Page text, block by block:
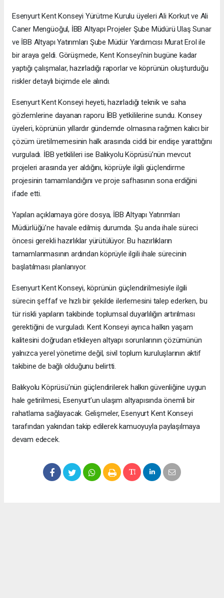
Esenyurt Kent Konseyi Yürütme Kurulu üyeleri Ali Korkut ve Ali
Caner Mengüoğul, İBB Altyapı Projeler Şube Müdürü Ulaş Sunar
ve İBB Altyapı Yatırımları Şube Müdür Yardımcısı Murat Erol ile
bir araya geldi. Görüşmede, Kent Konseyi'nin bugüne kadar
yaptığı çalışmalar, hazırladığı raporlar ve köprünün oluşturduğu
riskler detaylı biçimde ele alındı.
Esenyurt Kent Konseyi heyeti, hazırladığı teknik ve saha
gözlemlerine dayanan raporu İBB yetkililerine sundu. Konsey
üyeleri, köprünün yıllardır gündemde olmasına rağmen kalıcı bir
çözüm üretilmemesinin halk arasında ciddi bir endişe yarattığını
vurguladı. İBB yetkilileri ise Balıkyolu Köprüsü’nün mevcut
projeleri arasında yer aldığını, köprüyle ilgili güçlendirme
projesinin tamamlandığını ve proje safhasının sona erdiğini
ifade etti.
Yapılan açıklamaya göre dosya, İBB Altyapı Yatırımları
Müdürlüğü’ne havale edilmiş durumda. Şu anda ihale süreci
öncesi gerekli hazırlıklar yürütülüyor. Bu hazırlıkların
tamamlanmasının ardından köprüyle ilgili ihale sürecinin
başlatılması planlanıyor.
Esenyurt Kent Konseyi, köprünün güçlendirilmesiyle ilgili
sürecin şeffaf ve hızlı bir şekilde ilerlemesini talep ederken, bu
tür riskli yapıların takibinde toplumsal duyarlılığın artırılması
gerektiğini de vurguladı. Kent Konseyi ayrıca halkın yaşam
kalitesini doğrudan etkileyen altyapı sorunlarının çözümünün
yalnızca yerel yönetime değil, sivil toplum kuruluşlarının aktif
takibine de bağlı olduğunu belirtti.
Balıkyolu Köprüsü’nün güçlendirilerek halkın güvenliğine uygun
hale getirilmesi, Esenyurt’un ulaşım altyapısında önemli bir
rahatlama sağlayacak. Gelişmeler, Esenyurt Kent Konseyi
tarafından yakından takip edilerek kamuoyuyla paylaşılmaya
devam edecek.